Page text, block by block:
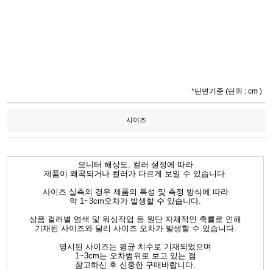
*단면기준 (단위 : cm )
사이즈
모니터 해상도, 컬러 설정에 따라
제품이 왜곡되거나 컬러가 다르게 보일 수 있습니다.
사이즈 실측의 경우 제품의 특성 및 측정 방식에 따라
약 1~3cm오차가 발생할 수 있습니다.
상품 컬러별 염색 및 워싱작업 등 원단 자체적인 축률로 인해
기재된 사이즈와 달리 사이즈 오차가 발생할 수 있습니다.
명시된 사이즈는 평균 치수로 기재되었으며
1~3cm는 오차범위로 보고 있는 점
참고하신 후 신중한 구매바랍니다.